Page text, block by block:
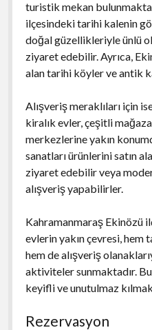
turistik mekan
ilçesindeki tarihi kalenin
doğal güzellikleriyle ünlü
ziyaret edebilir. Ayrıca,
alan tarihi köyler ve antik
Alışveriş meraklıları için
kiralık evler, çeşitli
merkezlerine yakın
sanatları ürünlerini satın
ziyaret edebilir veya
alışveriş yapabilirler.
Kahramanmaraş Ekinözü
evlerin yakın çevresi,
hem de alışveriş
aktiviteler sunmaktadır.
keyifli ve unutulmaz
Rezervasyon